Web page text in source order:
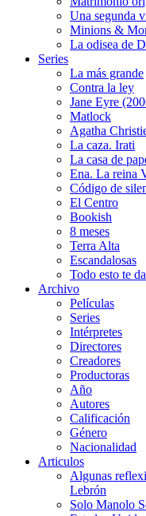
Una segunda
Minions &
La odisea de
Series
La más grande
Contra la ley
Jane Eyre
Matlock
Agatha
La caza. Irati
La casa de
Ena. La reina
Código de
El Centro
Bookish
8 meses
Terra Alta
Escandalosas
Todo esto te
Archivo
Películas
Series
Intérpretes
Directores
Creadores
Productoras
Año
Autores
Calificación
Género
Nacionalidad
Articulos
Algunas
Lebrón
Solo Manolo